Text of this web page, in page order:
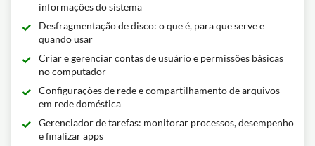
informações do sistema
Desfragmentação de disco: o que é, para que serve e
quando usar
Criar e gerenciar contas de usuário e permissões básicas
no computador
Configurações de rede e compartilhamento de arquivos
em rede doméstica
Gerenciador de tarefas: monitorar processos, desempenho
e finalizar apps